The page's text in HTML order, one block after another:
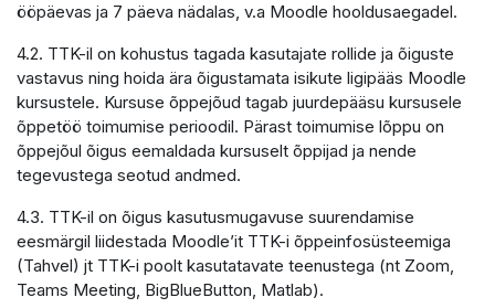
ööpäevas ja 7 päeva nädalas, v.a Moodle hooldusaegadel.
4.2. TTK-il on kohustus tagada kasutajate rollide ja õiguste
vastavus ning hoida ära õigustamata isikute ligipääs Moodle
kursustele. Kursuse õppejõud tagab juurdepääsu kursusele
õppetöö toimumise perioodil. Pärast toimumise lõppu on
õppejõul õigus eemaldada kursuselt õppijad ja nende
tegevustega seotud andmed.
4.3. TTK-il on õigus kasutusmugavuse suurendamise
eesmärgil liidestada Moodle’it TTK-i õppeinfosüsteemiga
(Tahvel) jt TTK-i poolt kasutatavate teenustega (nt Zoom,
Teams Meeting, BigBlueButton, Matlab).